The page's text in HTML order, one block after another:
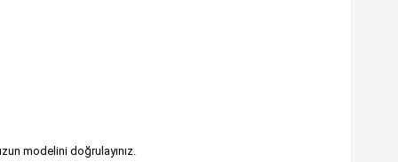
modelini doğrulayınız.